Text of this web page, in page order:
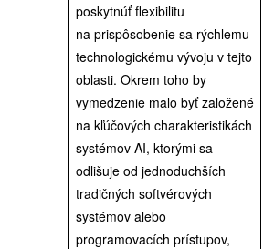
poskytnúť flexibilitu
na prispôsobenie sa rýchlemu
technologickému vývoju v tejto
oblasti. Okrem toho by
vymedzenie malo byť založené
na kľúčových charakteristikách
systémov AI, ktorými sa
odlišuje od jednoduchších
tradičných softvérových
systémov alebo
programovacích prístupov,